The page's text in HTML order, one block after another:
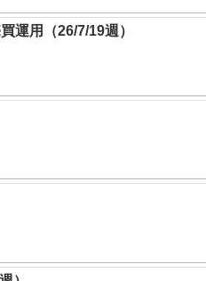
用（26/7/19週）